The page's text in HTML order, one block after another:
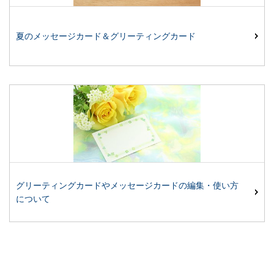
夏のメッセージカード＆グリーティングカード
グリーティングカードやメッセージカードの編集・使い方
について